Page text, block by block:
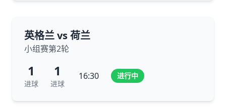
英格兰 vs 荷兰
小组赛第2轮
1
进球
1
进球
16:30 进行中